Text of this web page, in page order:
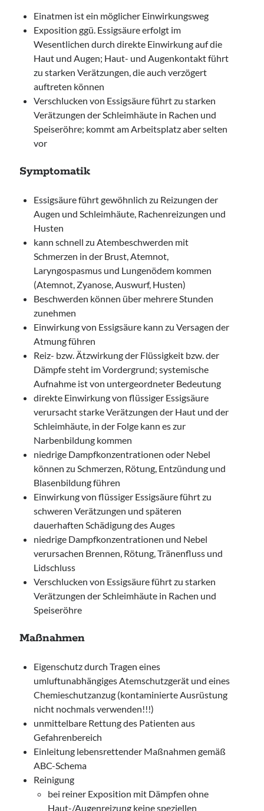
Einatmen ist ein möglicher Einwirkungsweg
Exposition ggü. Essigsäure erfolgt im
Wesentlichen durch direkte Einwirkung auf die
Haut und Augen; Haut- und Augenkontakt führt
zu starken Verätzungen, die auch verzögert
auftreten können
Verschlucken von Essigsäure führt zu starken
Verätzungen der Schleimhäute in Rachen und
Speiseröhre; kommt am Arbeitsplatz aber selten
vor
Symptomatik
Essigsäure führt gewöhnlich zu Reizungen der
Augen und Schleimhäute, Rachenreizungen und
Husten
kann schnell zu Atembeschwerden mit
Schmerzen in der Brust, Atemnot,
Laryngospasmus und Lungenödem kommen
(Atemnot, Zyanose, Auswurf, Husten)
Beschwerden können über mehrere Stunden
zunehmen
Einwirkung von Essigsäure kann zu Versagen der
Atmung führen
Reiz- bzw. Ätzwirkung der Flüssigkeit bzw. der
Dämpfe steht im Vordergrund; systemische
Aufnahme ist von untergeordneter Bedeutung
direkte Einwirkung von flüssiger Essigsäure
verursacht starke Verätzungen der Haut und der
Schleimhäute, in der Folge kann es zur
Narbenbildung kommen
niedrige Dampfkonzentrationen oder Nebel
können zu Schmerzen, Rötung, Entzündung und
Blasenbildung führen
Einwirkung von flüssiger Essigsäure führt zu
schweren Verätzungen und späteren
dauerhaften Schädigung des Auges
niedrige Dampfkonzentrationen und Nebel
verursachen Brennen, Rötung, Tränenfluss und
Lidschluss
Verschlucken von Essigsäure führt zu starken
Verätzungen der Schleimhäute in Rachen und
Speiseröhre
Maßnahmen
Eigenschutz durch Tragen eines
umluftunabhängiges Atemschutzgerät und eines
Chemieschutzanzug (kontaminierte Ausrüstung
nicht nochmals verwenden!!!)
unmittelbare Rettung des Patienten aus
Gefahrenbereich
Einleitung lebensrettender Maßnahmen gemäß
ABC-Schema
Reinigung
bei reiner Exposition mit Dämpfen ohne
Haut-/Augenreizung keine speziellen